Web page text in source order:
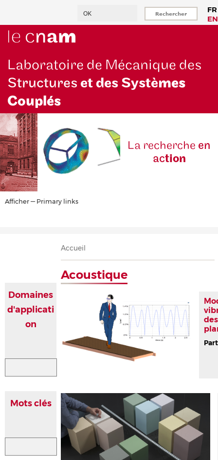
principal
FR
EN
Laboratoire de Mécanique des
Structures et des Systèmes
Couplés
La recherche en
action
Primary
Afficher — Primary links
Fil
d'Ariane
Accueil
Acoustique
Domaines
d'applicati
on
Mots clés